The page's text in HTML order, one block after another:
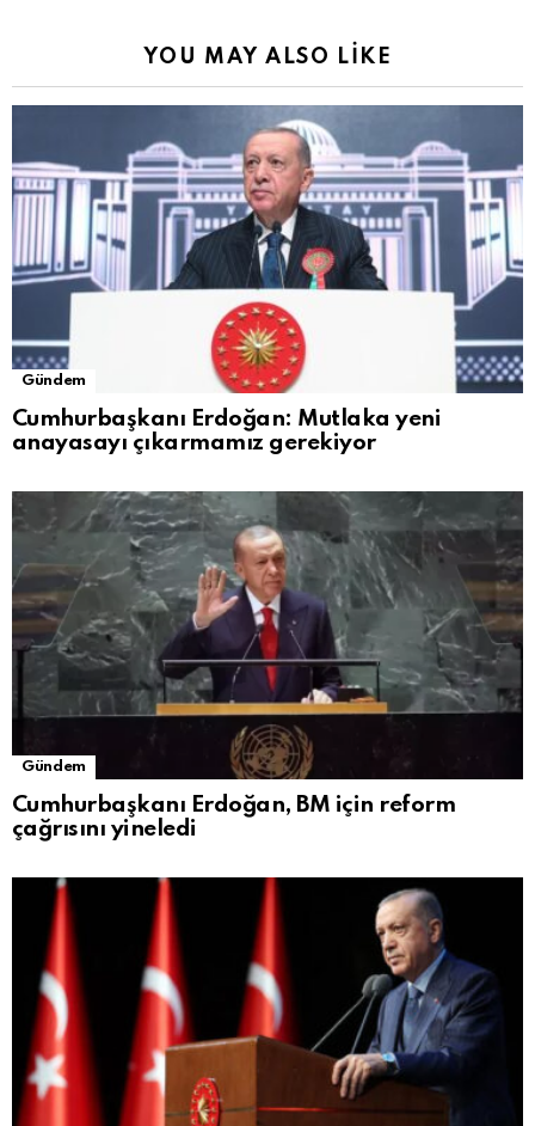
YOU MAY ALSO LIKE
Gündem
Cumhurbaşkanı Erdoğan: Mutlaka yeni
anayasayı çıkarmamız gerekiyor
Gündem
Cumhurbaşkanı Erdoğan, BM için reform
çağrısını yineledi